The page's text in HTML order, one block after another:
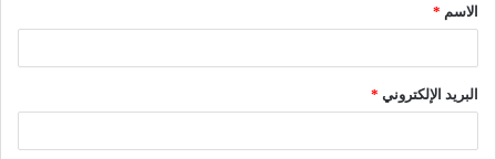
*الاسم *
البريد الإلكتروني *